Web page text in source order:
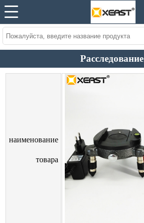
Расследование
наименование
товара